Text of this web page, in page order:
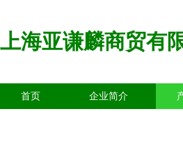
上海亚谦麟商贸有
首页 企业简介